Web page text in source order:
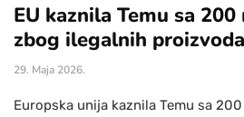
EU kaznila Temu sa
zbog ilegalnih proizvoda
29. Maja 2026.
Europska unija kaznila Temu sa